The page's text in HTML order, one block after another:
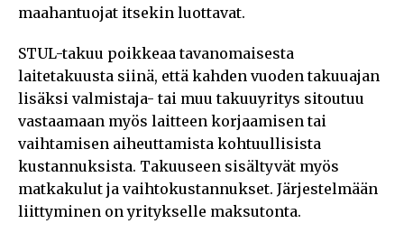
maahantuojat itsekin luottavat.
STUL-takuu poikkeaa tavanomaisesta
laitetakuusta siinä, että kahden vuoden takuuajan
lisäksi valmistaja- tai muu takuuyritys sitoutuu
vastaamaan myös laitteen korjaamisen tai
vaihtamisen aiheuttamista kohtuullisista
kustannuksista. Takuuseen sisältyvät myös
matkakulut ja vaihtokustannukset. Järjestelmään
liittyminen on yritykselle maksutonta.